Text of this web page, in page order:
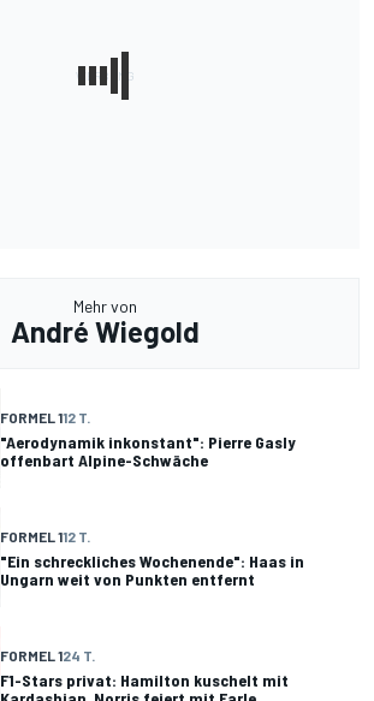
Mehr von
André Wiegold
FORMEL 112 T.
"Aerodynamik inkonstant": Pierre Gasly
offenbart Alpine-Schwäche
FORMEL 112 T.
"Ein schreckliches Wochenende": Haas in
Ungarn weit von Punkten entfernt
FORMEL 124 T.
F1-Stars privat: Hamilton kuschelt mit